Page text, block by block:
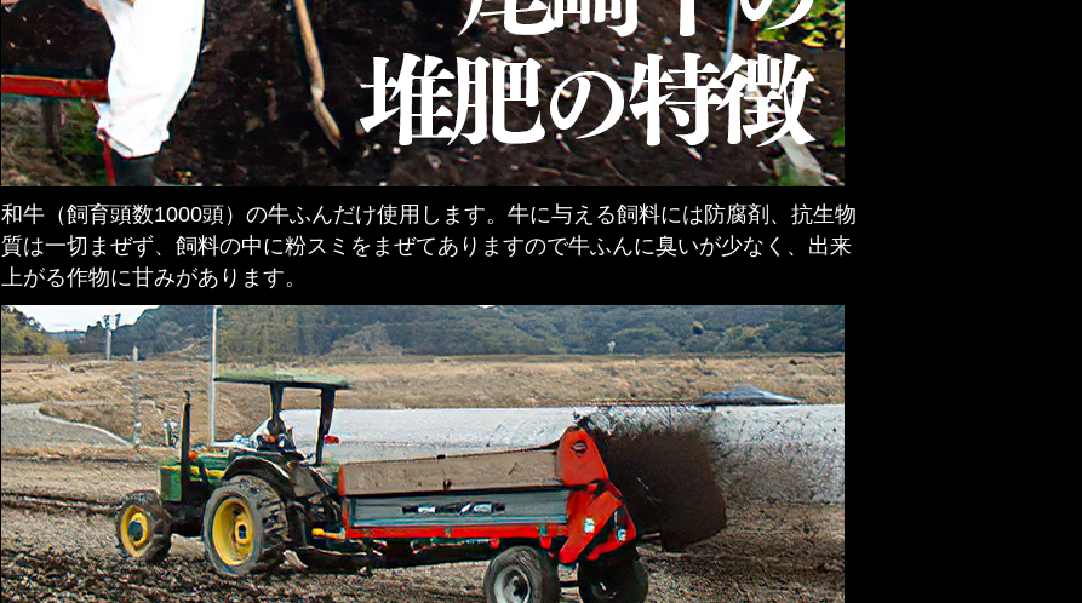
和牛（飼育頭数1000頭）の牛ふんだけ使用します。牛に与える飼料には防腐剤、抗生物
質は一切まぜず、飼料の中に粉スミをまぜてありますので牛ふんに臭いが少なく、出来
上がる作物に甘みがあります。